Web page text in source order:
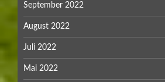
September 2022
August 2022
Juli 2022
Mai 2022